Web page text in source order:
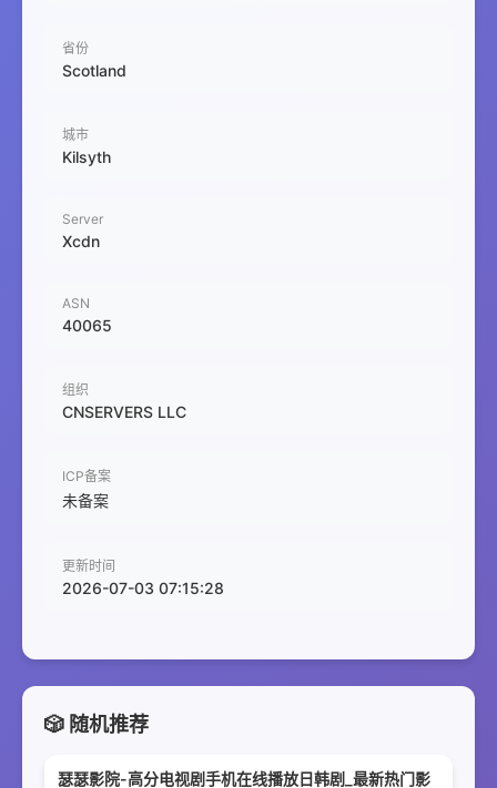
省份
Scotland
城市
Kilsyth
Server
Xcdn
ASN
40065
组织
CNSERVERS LLC
ICP备案
未备案
更新时间
2026-07-03 07:15:28
🎲 随机推荐
瑟瑟影院-高分电视剧手机在线播放日韩剧_最新热门影